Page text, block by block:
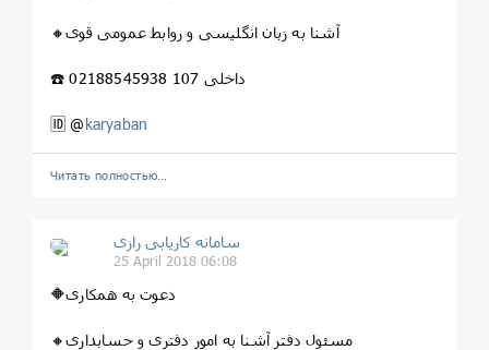
🔸آشنا به زبان انگلیسی و روابط عمومی قوی
☎️ 02188545938 داخلی 107
🆔 @karyaban
Читать полностью…
سامانه کاریابی رازی
25 April 2018 06:08
🔶دعوت به همکاری
🔸مسئول دفتر آشنا به امور دفتری و حسابداری